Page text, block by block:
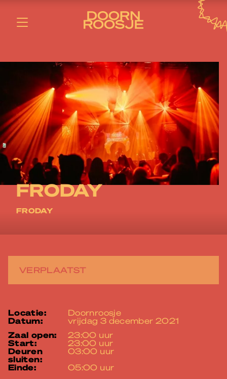
FRODAY
FRODAY
VERPLAATST
locatie: Doornroosje
datum:
vrijdag 3 december 2021
zaal open:
23:00 uur
start: 23:00 uur
deuren
sluiten:
03:00 uur
einde:
05:00 uur